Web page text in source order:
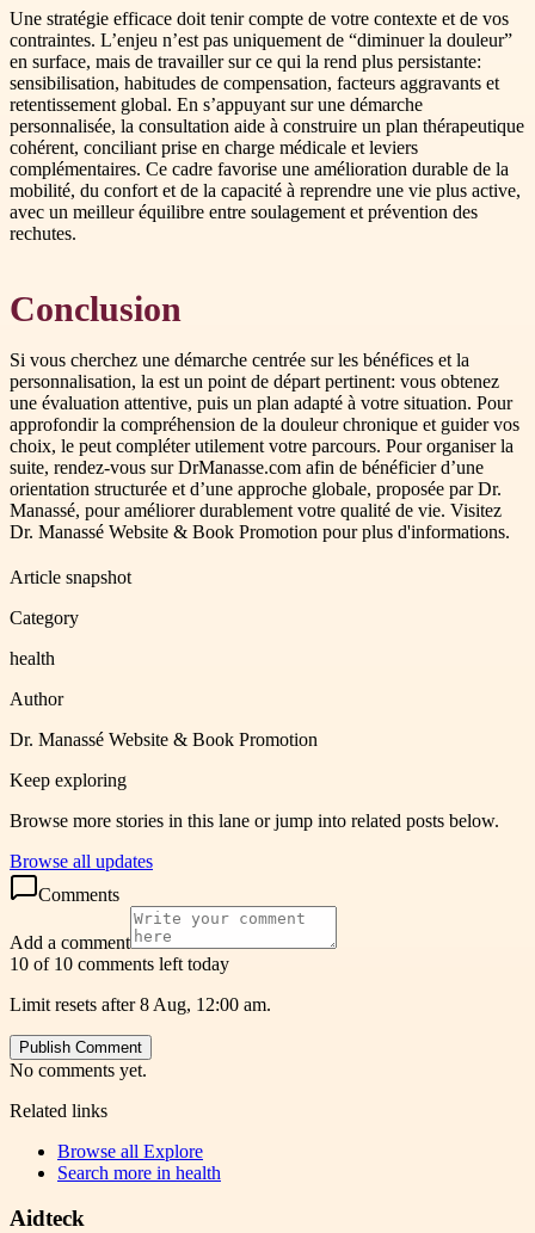
Une stratégie efficace doit tenir compte de votre contexte et de vos
contraintes. L’enjeu n’est pas uniquement de “diminuer la douleur”
en surface, mais de travailler sur ce qui la rend plus persistante:
sensibilisation, habitudes de compensation, facteurs aggravants et
retentissement global. En s’appuyant sur une démarche
personnalisée, la consultation aide à construire un plan thérapeutique
cohérent, conciliant prise en charge médicale et leviers
complémentaires. Ce cadre favorise une amélioration durable de la
mobilité, du confort et de la capacité à reprendre une vie plus active,
avec un meilleur équilibre entre soulagement et prévention des
rechutes.
Conclusion
Si vous cherchez une démarche centrée sur les bénéfices et la
personnalisation, la est un point de départ pertinent: vous obtenez
une évaluation attentive, puis un plan adapté à votre situation. Pour
approfondir la compréhension de la douleur chronique et guider vos
choix, le peut compléter utilement votre parcours. Pour organiser la
suite, rendez-vous sur DrManasse.com afin de bénéficier d’une
orientation structurée et d’une approche globale, proposée par Dr.
Manassé, pour améliorer durablement votre qualité de vie. Visitez
Dr. Manassé Website & Book Promotion pour plus d'informations.
Article snapshot
Category
health
Author
Dr. Manassé Website & Book Promotion
Keep exploring
Browse more stories in this lane or jump into related posts below.
Browse all updates
Comments
Add a comment
10 of 10 comments left today
Limit resets after 8 Aug, 12:00 am.
Publish Comment
No comments yet.
Related links
Browse all Explore
Search more in health
Aidteck